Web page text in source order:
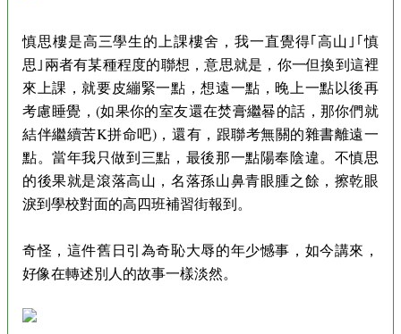
慎思樓是高三學生的上課樓舍，我一直覺得｢高山｣｢慎
思｣兩者有某種程度的聯想，意思就是，你一但換到這裡
來上課，就要皮繃緊一點，想遠一點，晚上一點以後再
考慮睡覺，(如果你的室友還在焚膏繼晷的話，那你們就
結伴繼續苦K拼命吧)，還有，跟聯考無關的雜書離遠一
點。當年我只做到三點，最後那一點陽奉陰違。不慎思
的後果就是滾落高山，名落孫山鼻青眼腫之餘，擦乾眼
淚到學校對面的高四班補習街報到。
奇怪，這件舊日引為奇恥大辱的年少憾事，如今講來，
好像在轉述別人的故事一樣淡然。